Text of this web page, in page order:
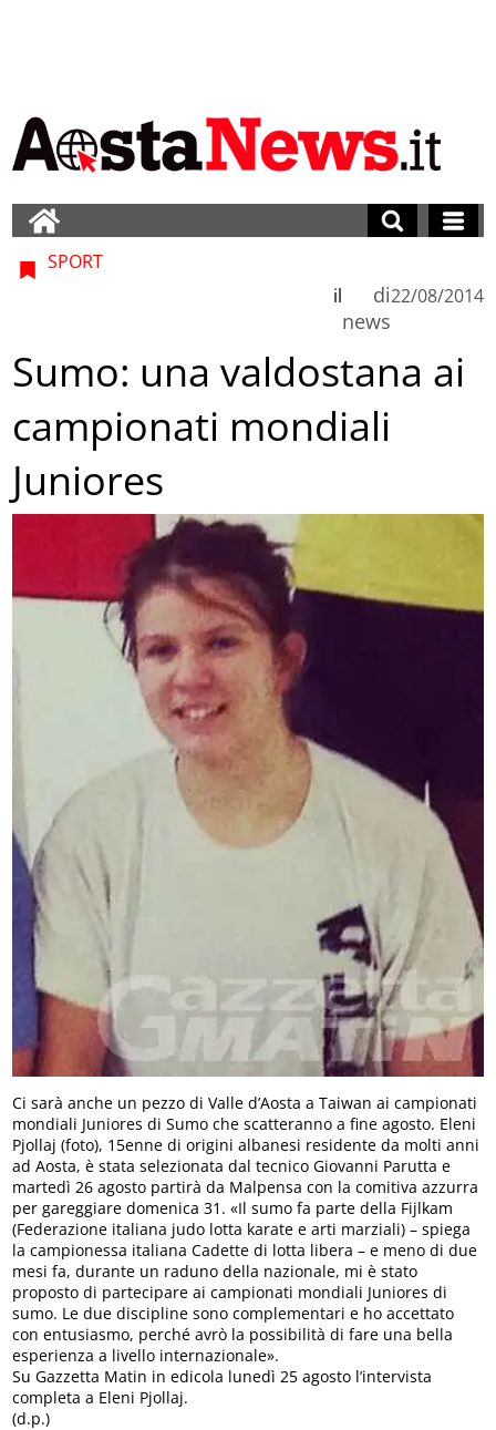
SPORT
di
news
il 22/08/2014
Sumo: una valdostana ai
campionati mondiali
Juniores
Ci sarà anche un pezzo di Valle d’Aosta a Taiwan ai campionati
mondiali Juniores di Sumo che scatteranno a fine agosto. Eleni
Pjollaj (foto), 15enne di origini albanesi residente da molti anni
ad Aosta, è stata selezionata dal tecnico Giovanni Parutta e
martedì 26 agosto partirà da Malpensa con la comitiva azzurra
per gareggiare domenica 31. «Il sumo fa parte della Fijlkam
(Federazione italiana judo lotta karate e arti marziali) – spiega
la campionessa italiana Cadette di lotta libera – e meno di due
mesi fa, durante un raduno della nazionale, mi è stato
proposto di partecipare ai campionati mondiali Juniores di
sumo. Le due discipline sono complementari e ho accettato
con entusiasmo, perché avrò la possibilità di fare una bella
esperienza a livello internazionale».
Su Gazzetta Matin in edicola lunedì 25 agosto l’intervista
completa a Eleni Pjollaj.
(d.p.)